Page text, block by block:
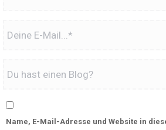
Name, E-Mail-Adresse und Website in